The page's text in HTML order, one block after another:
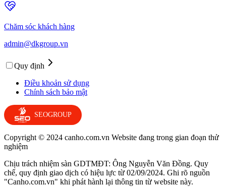
Chăm sóc khách hàng
admin@dkgroup.vn
Quy định
Điều khoản sử dụng
Chính sách bảo mật
SEOGROUP
Copyright © 2024 canho.com.vn Website đang trong gian đoạn thử
nghiệm
Chịu trách nhiệm sàn GDTMĐT: Ông Nguyễn Văn Đồng. Quy
chế, quy định giao dịch có hiệu lực từ 02/09/2024. Ghi rõ nguồn
"Canho.com.vn" khi phát hành lại thông tin từ website này.